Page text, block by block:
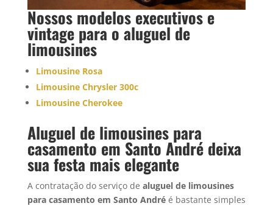
Nossos modelos executivos e
vintage para oaluguel de
limousines
Limousine Rosa
Limousine Chrysler 300c
Limousine Cherokee
Aluguel de limousines para
casamento em Santo André deixa
sua festa mais elegante
A contratação do serviço de aluguel de limousines
para casamento em Santo Andréé bastante simples